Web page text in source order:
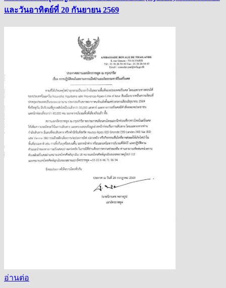
และวันอาทิตย์ที่ 20 กันยายน 2569
อ่านต่อ